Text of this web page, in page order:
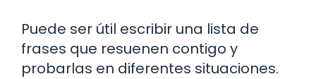
Puede ser útil escribir una lista de
frases que resuenen contigo y
probarlas en diferentes situaciones.